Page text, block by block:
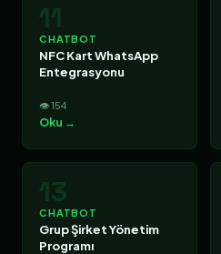
11
CHATBOT
NFC Kart WhatsApp
Entegrasyonu
👁 154
Oku →
13
CHATBOT
Grup Şirket Yönetim
Programı